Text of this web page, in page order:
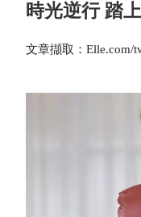
時光逆行 踏
文章擷取：Elle.com/